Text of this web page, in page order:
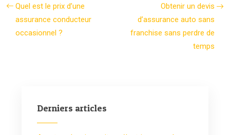
Quel est le prix d’une
assurance conducteur
occasionnel ?
Obtenir un devis
d’assurance auto sans
franchise sans perdre de
temps
Derniers articles